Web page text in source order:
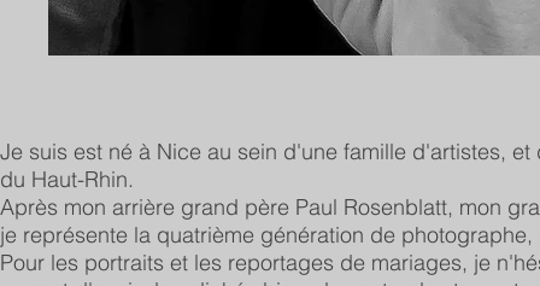
Je suis est né à Nice au sein d'une famille d'artistes,
du Haut-Rhin.
Après mon arrière grand père Paul Rosenblatt, mon
je représente la quatrième génération de
Pour les portraits et les reportages de mariages, je